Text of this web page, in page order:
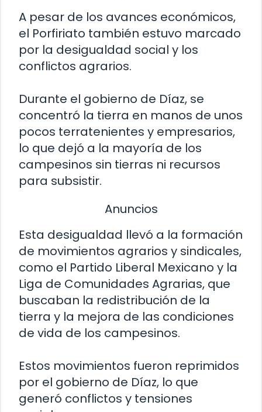
A pesar de los avances económicos,
el Porfiriato también estuvo marcado
por la desigualdad social y los
conflictos agrarios.
Durante el gobierno de Díaz, se
concentró la tierra en manos de unos
pocos terratenientes y empresarios,
lo que dejó a la mayoría de los
campesinos sin tierras ni recursos
para subsistir.
Anuncios
Esta desigualdad llevó a la formación
de movimientos agrarios y sindicales,
como el Partido Liberal Mexicano y la
Liga de Comunidades Agrarias, que
buscaban la redistribución de la
tierra y la mejora de las condiciones
de vida de los campesinos.
Estos movimientos fueron reprimidos
por el gobierno de Díaz, lo que
generó conflictos y tensiones